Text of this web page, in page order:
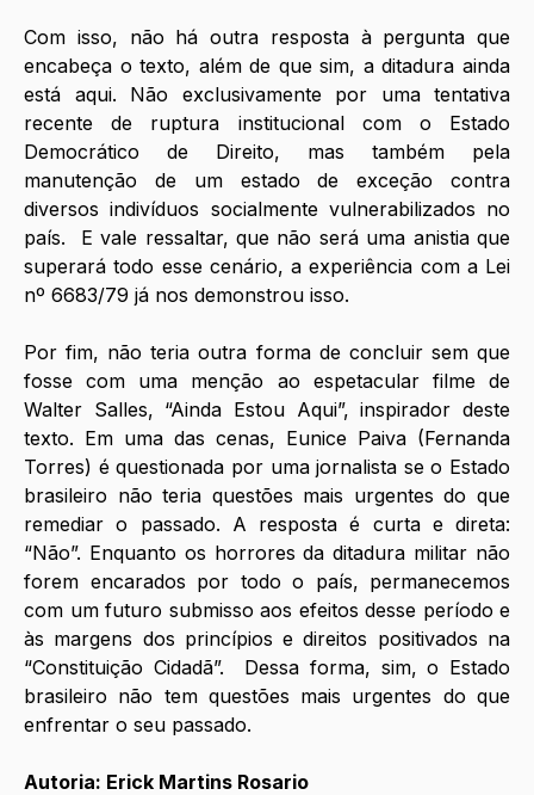
Com isso, não há outra resposta à pergunta que
encabeça o texto, além de que sim, a ditadura ainda
está aqui. Não exclusivamente por uma tentativa
recente de ruptura institucional com o Estado
Democrático de Direito, mas também pela
manutenção de um estado de exceção contra
diversos indivíduos socialmente vulnerabilizados no
país.  E vale ressaltar, que não será uma anistia que
superará todo esse cenário, a experiência com a Lei
nº 6683/79 já nos demonstrou isso.
Por fim, não teria outra forma de concluir sem que
fosse com uma menção ao espetacular filme de
Walter Salles, “Ainda Estou Aqui”, inspirador deste
texto. Em uma das cenas, Eunice Paiva (Fernanda
Torres) é questionada por uma jornalista se o Estado
brasileiro não teria questões mais urgentes do que
remediar o passado. A resposta é curta e direta:
“Não”. Enquanto os horrores da ditadura militar não
forem encarados por todo o país, permanecemos
com um futuro submisso aos efeitos desse período e
às margens dos princípios e direitos positivados na
“Constituição Cidadã”.  Dessa forma, sim, o Estado
brasileiro não tem questões mais urgentes do que
enfrentar o seu passado.
Autoria: Erick Martins Rosario